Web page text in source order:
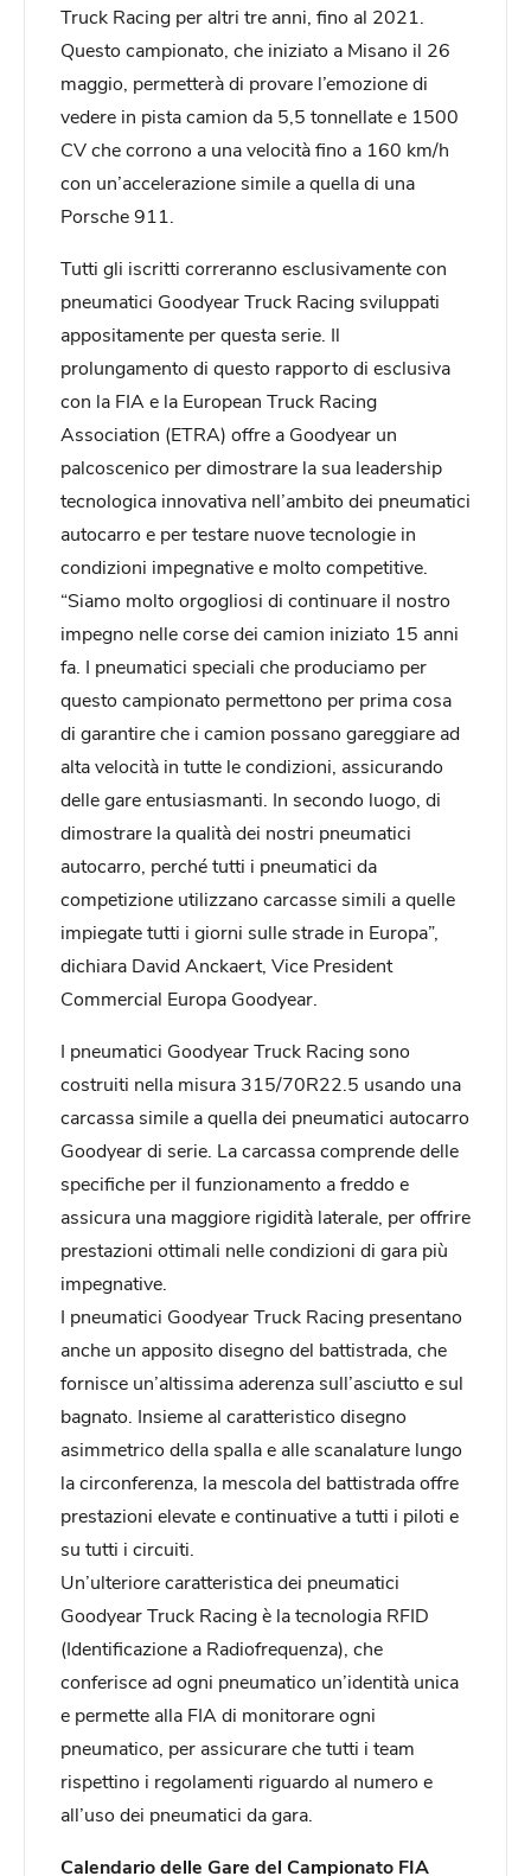
Truck Racing per altri tre anni, fino al 2021.
Questo campionato, che iniziato a Misano il 26
maggio, permetterà di provare l’emozione di
vedere in pista camion da 5,5 tonnellate e 1500
CV che corrono a una velocità fino a 160 km/h
con un’accelerazione simile a quella di una
Porsche 911.
Tutti gli iscritti correranno esclusivamente con
pneumatici Goodyear Truck Racing sviluppati
appositamente per questa serie. Il
prolungamento di questo rapporto di esclusiva
con la FIA e la European Truck Racing
Association (ETRA) offre a Goodyear un
palcoscenico per dimostrare la sua leadership
tecnologica innovativa nell’ambito dei pneumatici
autocarro e per testare nuove tecnologie in
condizioni impegnative e molto competitive.
“Siamo molto orgogliosi di continuare il nostro
impegno nelle corse dei camion iniziato 15 anni
fa. I pneumatici speciali che produciamo per
questo campionato permettono per prima cosa
di garantire che i camion possano gareggiare ad
alta velocità in tutte le condizioni, assicurando
delle gare entusiasmanti. In secondo luogo, di
dimostrare la qualità dei nostri pneumatici
autocarro, perché tutti i pneumatici da
competizione utilizzano carcasse simili a quelle
impiegate tutti i giorni sulle strade in Europa”,
dichiara David Anckaert, Vice President
Commercial Europa Goodyear.
I pneumatici Goodyear Truck Racing sono
costruiti nella misura 315/70R22.5 usando una
carcassa simile a quella dei pneumatici autocarro
Goodyear di serie. La carcassa comprende delle
specifiche per il funzionamento a freddo e
assicura una maggiore rigidità laterale, per offrire
prestazioni ottimali nelle condizioni di gara più
impegnative.
I pneumatici Goodyear Truck Racing presentano
anche un apposito disegno del battistrada, che
fornisce un’altissima aderenza sull’asciutto e sul
bagnato. Insieme al caratteristico disegno
asimmetrico della spalla e alle scanalature lungo
la circonferenza, la mescola del battistrada offre
prestazioni elevate e continuative a tutti i piloti e
su tutti i circuiti.
Un’ulteriore caratteristica dei pneumatici
Goodyear Truck Racing è la tecnologia RFID
(Identificazione a Radiofrequenza), che
conferisce ad ogni pneumatico un’identità unica
e permette alla FIA di monitorare ogni
pneumatico, per assicurare che tutti i team
rispettino i regolamenti riguardo al numero e
all’uso dei pneumatici da gara.
Calendario delle Gare del Campionato FIA